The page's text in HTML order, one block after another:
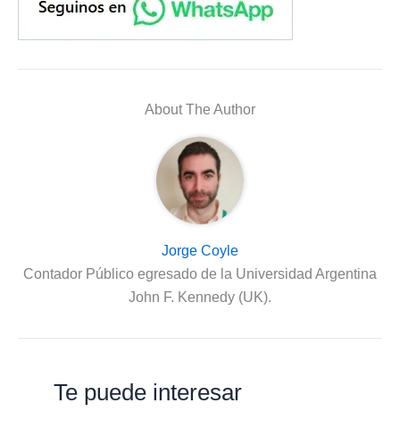
About The Author
Jorge Coyle
Contador Público egresado de la Universidad Argentina
John F. Kennedy (UK).
Te puede interesar